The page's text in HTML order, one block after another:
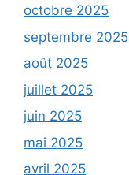
octobre 2025
septembre 2025
août 2025
juillet 2025
juin 2025
mai 2025
avril 2025